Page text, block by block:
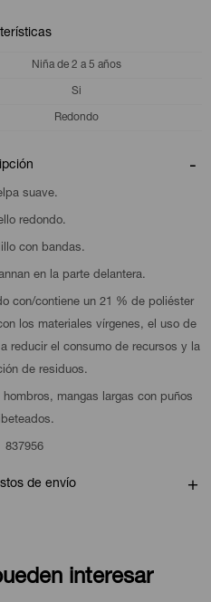
Niña de 2 a 5 años
Si
Redondo
suave.
redondo.
con bandas.
en la parte delantera.
con/contiene un 21 % de poliéster
los materiales vírgenes, el uso de
reducir el consumo de recursos y la
de residuos.
mangas largas con puños
837956
de envío
interesar